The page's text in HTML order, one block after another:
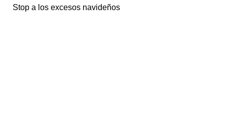
Stop a los excesos navideños